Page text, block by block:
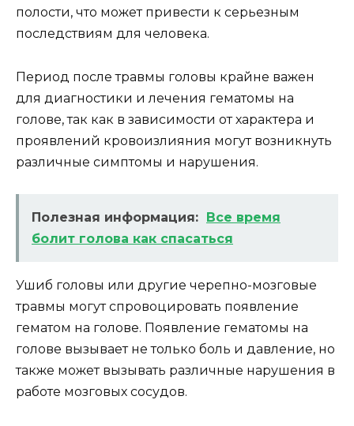
полости, что может привести к серьезным
последствиям для человека.
Период после травмы головы крайне важен
для диагностики и лечения гематомы на
голове, так как в зависимости от характера и
проявлений кровоизлияния могут возникнуть
различные симптомы и нарушения.
Полезная информация: Все время
болит голова как спасаться
Ушиб головы или другие черепно-мозговые
травмы могут спровоцировать появление
гематом на голове. Появление гематомы на
голове вызывает не только боль и давление, но
также может вызывать различные нарушения в
работе мозговых сосудов.